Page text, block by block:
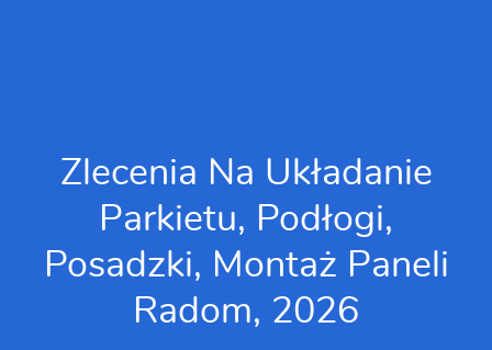
Zlecenia Na Układanie
Parkietu, Podłogi,
Posadzki, Montaż Paneli
Radom, 2026